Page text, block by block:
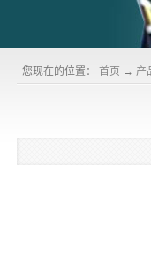
您现在的位置： 首页 → 产